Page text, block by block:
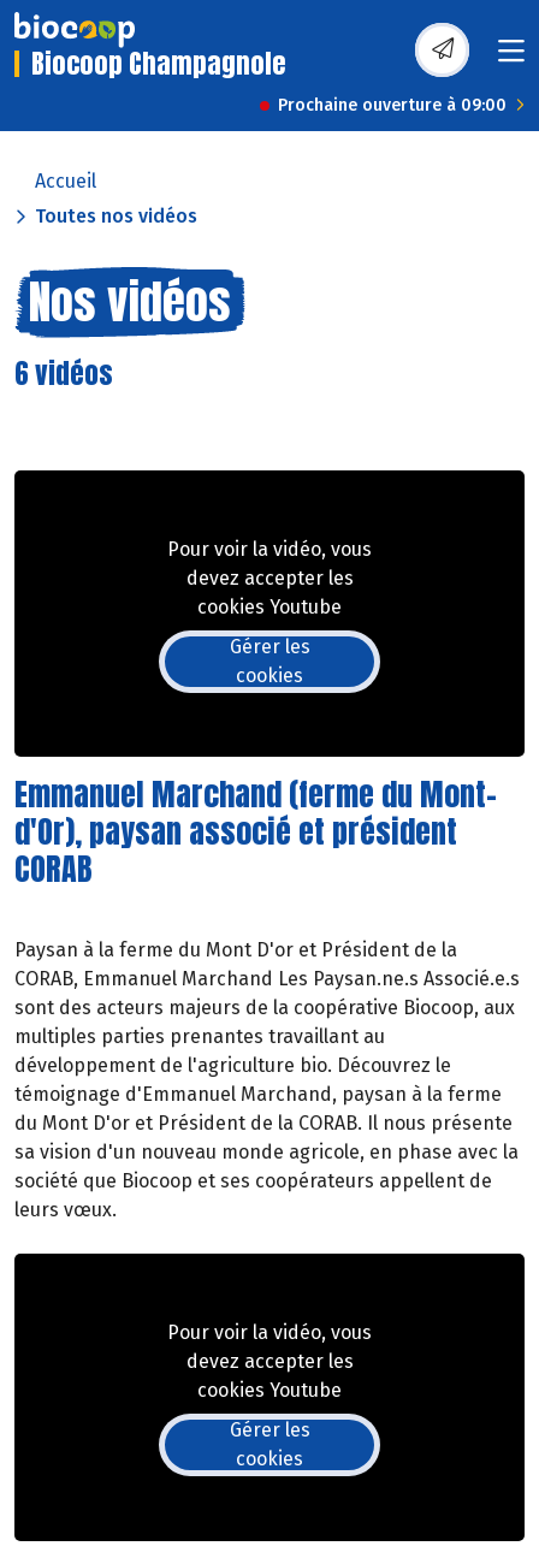
Biocoop Champagnole
Prochaine ouverture à 09:00
Accueil
Toutes nos vidéos
Nos vidéos
6 vidéos
Pour voir la vidéo, vous
devez accepter les
cookies Youtube
Gérer les
cookies
Emmanuel Marchand (ferme du Mont-
d'Or), paysan associé et président
CORAB
Paysan à la ferme du Mont D'or et Président de la
CORAB, Emmanuel Marchand Les Paysan.ne.s Associé.e.s
sont des acteurs majeurs de la coopérative Biocoop, aux
multiples parties prenantes travaillant au
développement de l'agriculture bio. Découvrez le
témoignage d'Emmanuel Marchand, paysan à la ferme
du Mont D'or et Président de la CORAB. Il nous présente
sa vision d'un nouveau monde agricole, en phase avec la
société que Biocoop et ses coopérateurs appellent de
leurs vœux.
Pour voir la vidéo, vous
devez accepter les
cookies Youtube
Gérer les
cookies